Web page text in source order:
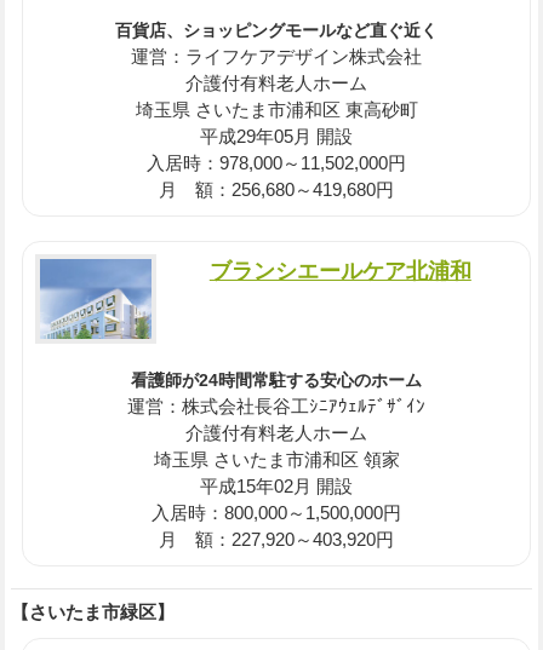
百貨店、ショッピングモールなど直ぐ近く
運営：ライフケアデザイン株式会社
介護付有料老人ホーム
埼玉県 さいたま市浦和区 東高砂町
平成29年05月 開設
入居時：978,000～11,502,000円
月 額：256,680～419,680円
ブランシエールケア北浦和
看護師が24時間常駐する安心のホーム
運営：株式会社長谷工ｼﾆｱｳｪﾙﾃﾞｻﾞｲﾝ
介護付有料老人ホーム
埼玉県 さいたま市浦和区 領家
平成15年02月 開設
入居時：800,000～1,500,000円
月 額：227,920～403,920円
【さいたま市緑区】